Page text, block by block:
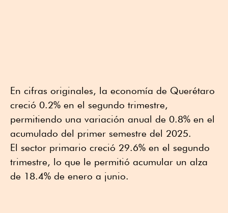
En cifras originales, la economía de Querétaro
creció 0.2% en el segundo trimestre,
permitiendo una variación anual de 0.8% en el
acumulado del primer semestre del 2025.
El sector primario creció 29.6% en el segundo
trimestre, lo que le permitió acumular un alza
de 18.4% de enero a junio.